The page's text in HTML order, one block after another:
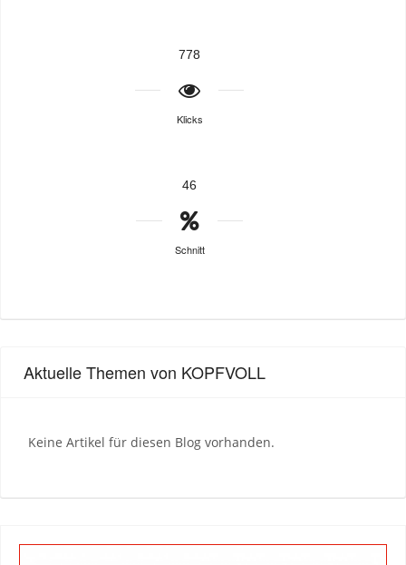
778
Klicks
46
Schnitt
Aktuelle Themen von KOPFVOLL
Keine Artikel für diesen Blog vorhanden.